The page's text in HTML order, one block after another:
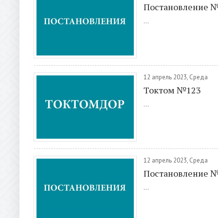
Постановление
...
12 апрель 2023, Среда
Токтом №123
...
12 апрель 2023, Среда
Постановление
...